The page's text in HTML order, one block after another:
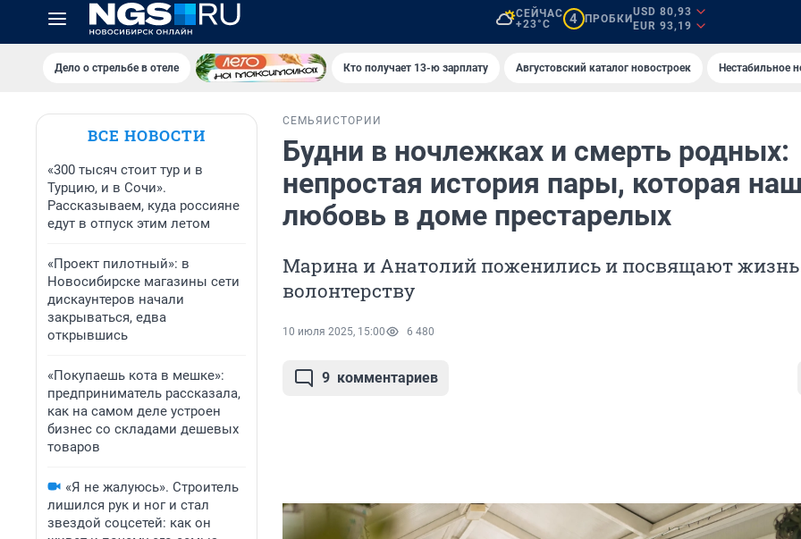
СЕЙЧАС
+23°C
4 ПРОБКИ
USD 80,93
EUR 93,19
Дело о стрельбе в отеле Кто получает 13-ю зарплату Августовский каталог новостроек Нестабильное
ВСЕ НОВОСТИ
«300 тысяч стоит тур и в
Турцию, и в Сочи».
Рассказываем, куда россияне
едут в отпуск этим летом
«Проект пилотный»: в
Новосибирске магазины сети
дискаунтеров начали
закрываться, едва
открывшись
«Покупаешь кота в мешке»:
предприниматель рассказала,
как на самом деле устроен
бизнес со складами дешевых
товаров
«Я не жалуюсь». Строитель
лишился рук и ног и стал
звездой соцсетей: как он
СЕМЬЯ ИСТОРИИ
Будни в ночлежках и смерть родных:
непростая история пары, которая
любовь в доме престарелых
Марина и Анатолий поженились и посвящают жизнь
волонтерству
10 июля 2025, 15:00 6 480
9 комментариев